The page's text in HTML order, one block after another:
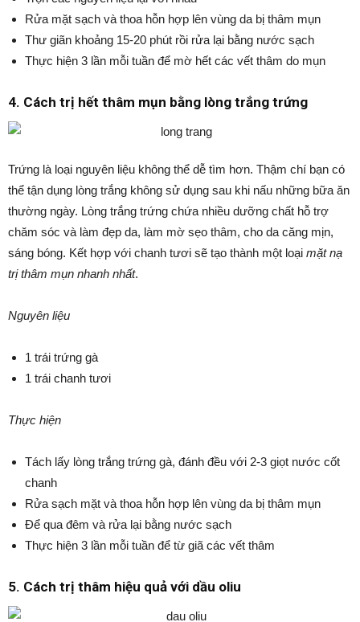
Rửa mặt sạch và thoa hỗn hợp lên vùng da bị thâm mụn
Thư giãn khoảng 15-20 phút rồi rửa lại bằng nước sạch
Thực hiện 3 lần mỗi tuần để mờ hết các vết thâm do mụn
4. Cách trị hết thâm mụn bằng lòng trắng trứng
Trứng là loại nguyên liệu không thể dễ tìm hơn. Thậm chí bạn có
thể tận dụng lòng trắng không sử dụng sau khi nấu những bữa ăn
thường ngày. Lòng trắng trứng chứa nhiều dưỡng chất hỗ trợ
chăm sóc và làm đẹp da, làm mờ sẹo thâm, cho da căng mịn,
sáng bóng. Kết hợp với chanh tươi sẽ tạo thành một loại mặt nạ
trị thâm mụn nhanh nhất.
Nguyên liệu
1 trái trứng gà
1 trái chanh tươi
Thực hiện
Tách lấy lòng trắng trứng gà, đánh đều với 2-3 giọt nước cốt
chanh
Rửa sạch mặt và thoa hỗn hợp lên vùng da bị thâm mụn
Để qua đêm và rửa lại bằng nước sạch
Thực hiện 3 lần mỗi tuần để từ giã các vết thâm
5. Cách trị thâm hiệu quả với dầu oliu